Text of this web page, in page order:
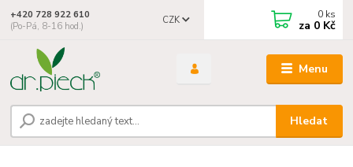
Menu
CZK
Hledat
+420 728 922 610
(Po-Pá, 8-16 hod.)
0 ks
za 0 Kč